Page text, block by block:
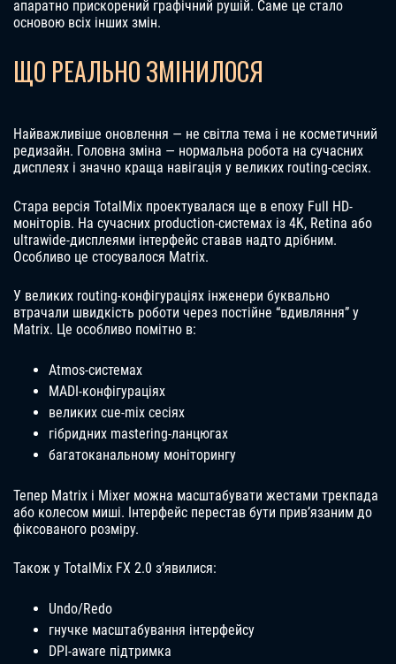
апаратно прискорений графічний рушій. Саме це стало
основою всіх інших змін.
ЩО РЕАЛЬНО ЗМІНИЛОСЯ
Найважливіше оновлення — не світла тема і не косметичний
редизайн. Головна зміна — нормальна робота на сучасних
дисплеях і значно краща навігація у великих routing-сесіях.
Стара версія TotalMix проектувалася ще в епоху Full HD-
моніторів. На сучасних production-системах із 4K, Retina або
ultrawide-дисплеями інтерфейс ставав надто дрібним.
Особливо це стосувалося Matrix.
У великих routing-конфігураціях інженери буквально
втрачали швидкість роботи через постійне “вдивляння” у
Matrix. Це особливо помітно в:
Atmos-системах
MADI-конфігураціях
великих cue-mix сесіях
гібридних mastering-ланцюгах
багатоканальному моніторингу
Тепер Matrix і Mixer можна масштабувати жестами трекпада
або колесом миші. Інтерфейс перестав бути прив’язаним до
фіксованого розміру.
Також у TotalMix FX 2.0 з’явилися:
Undo/Redo
гнучке масштабування інтерфейсу
DPI-aware підтримка